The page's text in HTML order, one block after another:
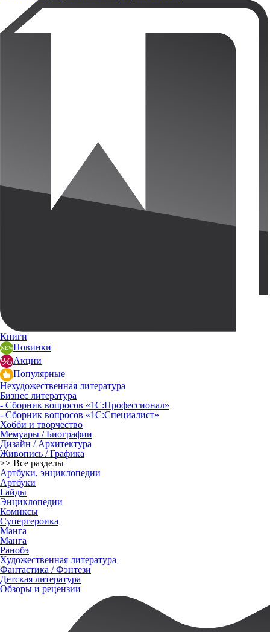
Книги
Новинки
Акции
Популярные
Нехудожественная литература
Бизнес литература
- Сборник вопросов «1С:Профессионал»
- Сборник вопросов «1С:Специалист»
Хобби и творчество
Мемуары / Биографии
Дизайн / Архитектура
Живопись / Графика
>> Все разделы
Артбуки, энциклопедии
Артбуки
Гайды
Энциклопедии
Комиксы
Супергероика
Манга
Манга
Ранобэ
Художественная литература
Фантастика / Фэнтези
Детская литература
Обзоры и рецензии